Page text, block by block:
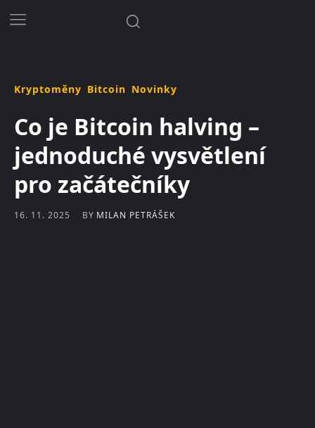
Kryptoměny Bitcoin Novinky
Co je Bitcoin halving –
jednoduché vysvětlení
pro začátečníky
16. 11. 2025 BY MILAN PETRÁŠEK